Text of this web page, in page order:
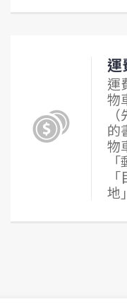
運
運
物
的
物
地